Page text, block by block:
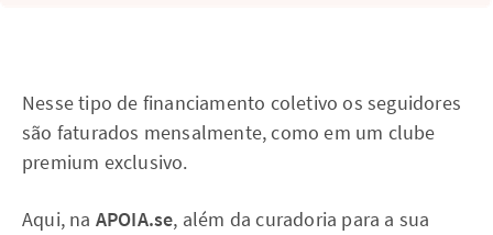
Nesse tipo de financiamento coletivo os seguidores
são faturados mensalmente, como em um clube
premium exclusivo.
Aqui, na APOIA.se, além da curadoria para a sua